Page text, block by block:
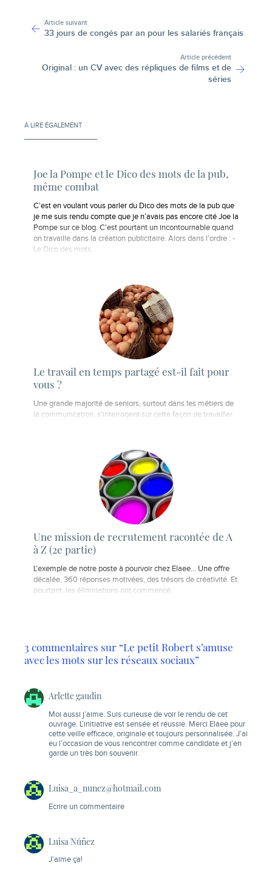
Article suivant
33 jours de congés par an pour les salariés français
Article précédent
Original : un CV avec des répliques de films et de
séries
À LIRE ÉGALEMENT
Joe la Pompe et le Dico des mots de la pub,
même combat
C’est en voulant vous parler du Dico des mots de la pub que
je me suis rendu compte que je n’avais pas encore cité Joe la
Pompe sur ce blog. C’est pourtant un incontournable quand
on travaille dans la création publicitaire. Alors dans l’ordre : -
Le Dico des mots…
Le travail en temps partagé est-il fait pour
vous ?
Une grande majorité de seniors, surtout dans les métiers de
la communication, s'interrogent sur cette façon de travailler.
Une mission de recrutement racontée de A
à Z (2e partie)
L’exemple de notre poste à pourvoir chez Elaee… Une offre
décalée, 360 réponses motivées, des trésors de créativité. Et
pourtant, les éliminations ont commencé..
3 commentaires sur “Le petit Robert s’amuse
avec les mots sur les réseaux sociaux”
Arlette gaudin
Moi aussi j’aime. Suis curieuse de voir le rendu de cet
ouvrage. L’initiative est sensée et réussie. Merci Elaee pour
cette veille efficace, originale et toujours personnalisée. J’ai
eu l’occasion de vous rencontrer comme candidate et j’en
garde un très bon souvenir.
Luisa_a_nunez@hotmail.com
Ecrire un commentaire
Luisa Núñez
J’aime ça!